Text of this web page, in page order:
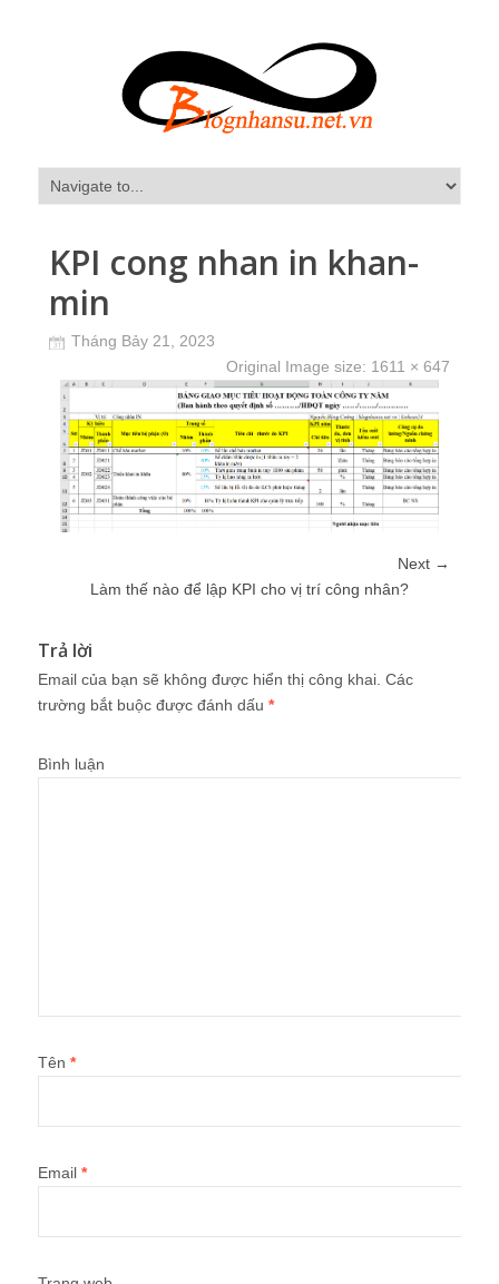
KPI cong nhan in khan-
min
Tháng Bảy 21, 2023
Original Image size: 1611 × 647
Next →
Làm thế nào để lập KPI cho vị trí công nhân?
Trả lời
Email của bạn sẽ không được hiển thị công khai. Các
trường bắt buộc được đánh dấu *
Bình luận
Tên *
Email *